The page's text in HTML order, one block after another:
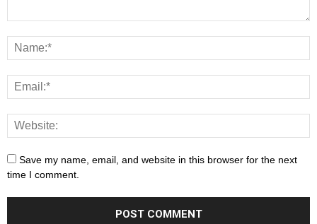
Save my name, email, and website in this browser for the next
time I comment.